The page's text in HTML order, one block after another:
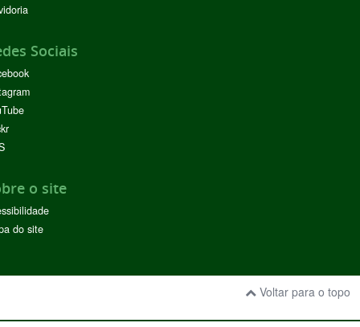
Sociais
o site
do site
Voltar para o topo